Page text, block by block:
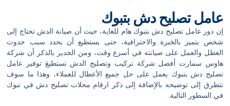
عامل تصليح دش بتبوك
إن دور عامل تصليح دش بتبوك هام للغاية، حيث أن صيانة الدش تحتاج إلى
شخص يتميز بالخبرة والاحترافية، حتى يستطيع أن يحدد سبب حدوث
العطل والعمل على صيانته في أسرع وقت، ومن الجدير بالذكر أن شركة
هاوس سمارت أفضل شركة تركيب وتصليح الدش تستطيعَ توفير عامل
تصليح دش بتبوك يعمل على حل جميع الأعطال للعملاء، وهذا ما سوف
نتطرق إلى توضيحه بالإضافة إلى ذكر ارقام محلات تصليح دش في تبوك
في السطور التالية.